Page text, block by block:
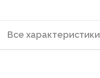
Все характеристики